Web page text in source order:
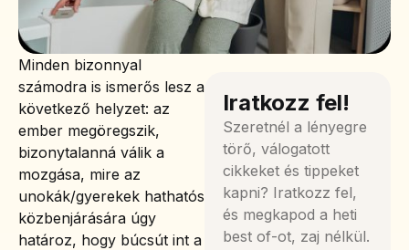
Minden bizonnyal
számodra is ismerős lesz a
következő helyzet: az
ember megöregszik,
bizonytalanná válik a
mozgása, mire az
unokák/gyerekek hathatós
közbenjárására úgy
határoz, hogy búcsút int a
Iratkozz fel!
Szeretnél a lényegre
törő, válogatott
cikkeket és tippeket
kapni? Iratkozz fel,
és megkapod a heti
best of-ot, zaj nélkül.